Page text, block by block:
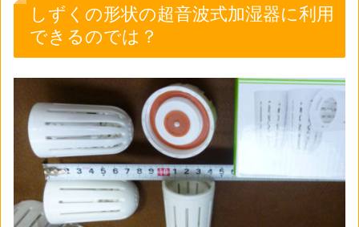
しずくの形状の超音波式加湿器に利用
できるのでは？